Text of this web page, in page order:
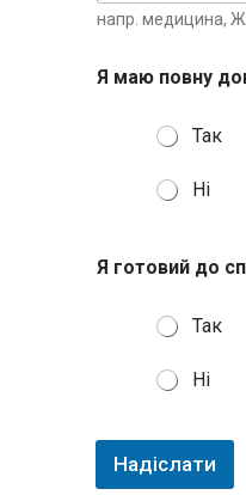
напр. медицина,
Я маю повну
Так
Ні
Я готовий до
Так
Ні
Надіслати